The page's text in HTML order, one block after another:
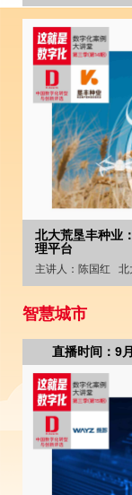
北大荒垦丰种业
理平台
主讲人： 陈国红 北
智慧城市
直播时间：9